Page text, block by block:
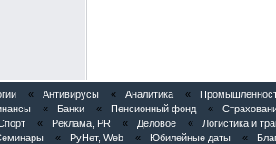
« Антивирусы « Аналитика «
« Банки « Пенсионный фонд «
« Реклама, PR « Деловое «
Логистика и
« РуНет, Web « Юбилейные даты «